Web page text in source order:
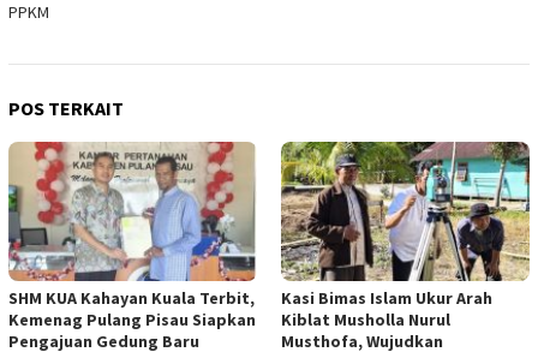
PPKM
POS TERKAIT
SHM KUA Kahayan Kuala Terbit,
Kemenag Pulang Pisau Siapkan
Pengajuan Gedung Baru
Kasi Bimas Islam Ukur Arah
Kiblat Musholla Nurul
Musthofa, Wujudkan